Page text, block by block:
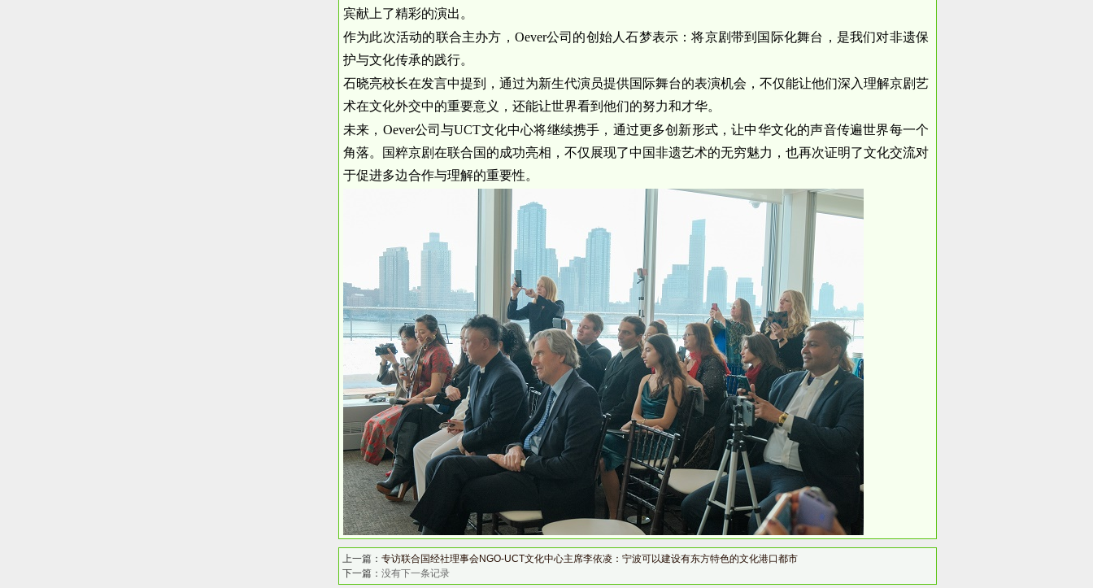
宾献上了精彩的演出。
作为此次活动的联合主办方，Oever公司的创始人石梦表示：将京剧带到国际化舞台，是我们对非遗保
护与文化传承的践行。
石晓亮校长在发言中提到，通过为新生代演员提供国际舞台的表演机会，不仅能让他们深入理解京剧艺
术在文化外交中的重要意义，还能让世界看到他们的努力和才华。
未来，Oever公司与UCT文化中心将继续携手，通过更多创新形式，让中华文化的声音传遍世界每一个
角落。国粹京剧在联合国的成功亮相，不仅展现了中国非遗艺术的无穷魅力，也再次证明了文化交流对
于促进多边合作与理解的重要性。
上一篇： 专访联合国经社理事会NGO-UCT文化中心主席李依凌：宁波可以建设有东方特色的文化港口都市
下一篇： 没有下一条记录